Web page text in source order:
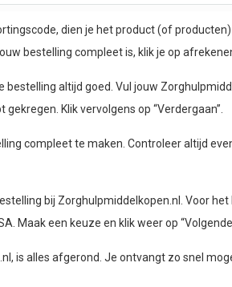
dien je het product (of
bestelling compleet is, klik je op
altijd goed. Vul jouw
Klik vervolgens op “Verdergaan”.
compleet te maken. Controleer altijd
bij Zorghulpmiddelkopen.nl. Voor
Maak een keuze en klik weer op
is alles afgerond. Je ontvangt zo snel